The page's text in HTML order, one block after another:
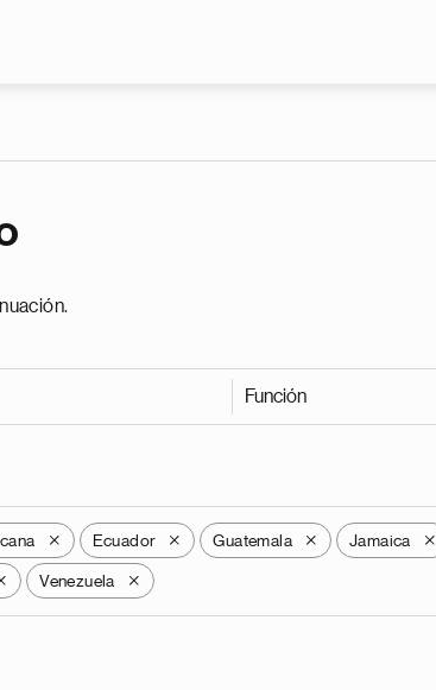
Función
X Ecuador X Guatemala X Jamaica X
Venezuela X